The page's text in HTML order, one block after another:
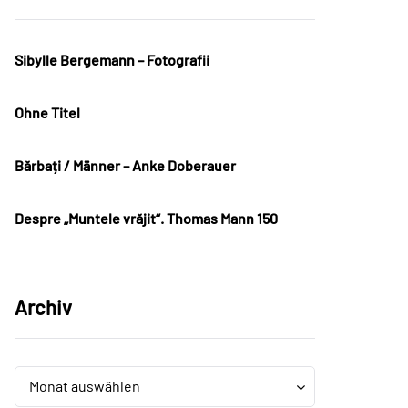
Sibylle Bergemann – Fotografii
Ohne Titel
Bărbați / Männer – Anke Doberauer
Despre „Muntele vrăjit“. Thomas Mann 150
Archiv
Archiv
Monat auswählen
Archiv